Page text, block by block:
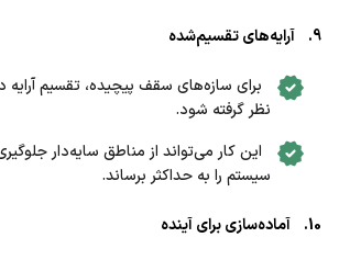
9. آرایه‌های تقسیم‌شده
برای سازه‌های سقف پیچیده، تقسیم
نظر گرفته شود.
این کار می‌تواند از مناطق سایه‌دار
سیستم را به حداکثر برساند.
10. آماده‌سازی برای آینده